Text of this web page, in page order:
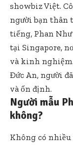
showbiz Việt.
người bạn thân
tiếng, Phan
tại Singapore,
và kinh
Đức An, người
và ổn định.
Người mẫu
không?
Không có